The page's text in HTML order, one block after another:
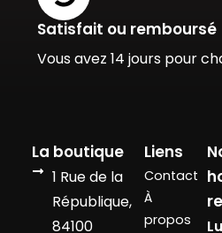
Satisfait ou remboursé
Vous avez 14 jours pour
La boutique
1 Rue de la
République,
84100
Liens
Contact
À
propos